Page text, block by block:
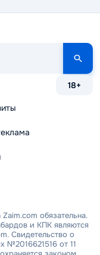
18+
обязательна.
и КПК являются
Свидетельство о
№2016621516 от 11